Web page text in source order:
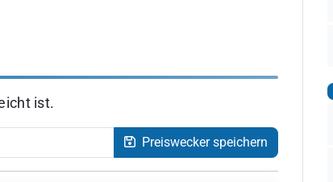
ist.
Preiswecker speichern